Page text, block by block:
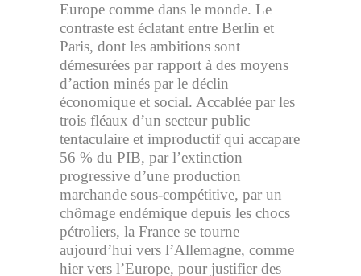
Europe comme dans le monde. Le
contraste est éclatant entre Berlin et
Paris, dont les ambitions sont
démesurées par rapport à des moyens
d’action minés par le déclin
économique et social. Accablée par les
trois fléaux d’un secteur public
tentaculaire et improductif qui accapare
56 % du PIB, par l’extinction
progressive d’une production
marchande sous-compétitive, par un
chômage endémique depuis les chocs
pétroliers, la France se tourne
aujourd’hui vers l’Allemagne, comme
hier vers l’Europe, pour justifier des